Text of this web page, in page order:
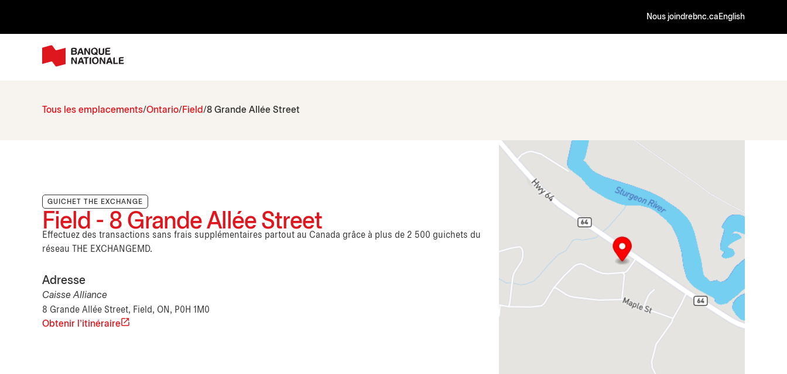
Nous joindrebnc.ca English
Tous les emplacements Ontario Field 8 Grande Allée Street
GUICHET THE EXCHANGE
Field - 8 Grande Allée Street
Effectuez des transactions sans frais supplémentaires partout au Canada grâce à plus de 2 500 guichets du
réseau THE EXCHANGEMD.
Adresse
Caisse Alliance
8 Grande Allée Street, Field, ON, P0H 1M0
Obtenir l'itinéraire